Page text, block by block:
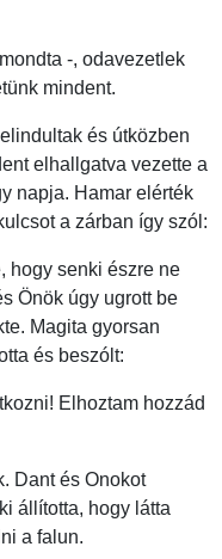
-, odavezetlek
mindent.
és útközben
elhallgatva vezette a
napja. Hamar elérték
a zárban így szól:
hogy senki észre ne
Önök úgy ugrott be
Magita gyorsan
és beszólt:
Elhoztam hozzád
Dant és Onokot
állította, hogy látta
a falun.